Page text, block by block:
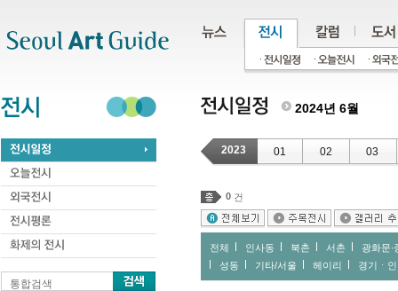
통합검색
2024년 6월
2023 01 02 03
0 건
전체 인사동 북촌 서촌
광화문∙
성동
기타/서울 헤이리 경기ㆍ